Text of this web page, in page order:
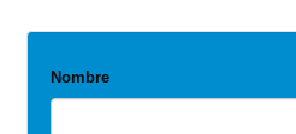
Nombre